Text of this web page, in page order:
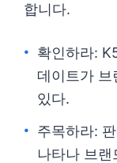
합니다.
확인하라:
데이트가 브
있다.
주목하라:
나타나 브